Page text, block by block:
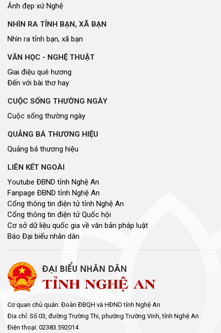
Ảnh đẹp xứ Nghệ
NHÌN RA TỈNH BẠN, XÃ BẠN
Nhìn ra tỉnh bạn, xã bạn
VĂN HỌC - NGHỆ THUẬT
Giai điệu quê hương
Đến với bài thơ hay
CUỘC SỐNG THƯỜNG NGÀY
Cuộc sống thường ngày
QUẢNG BÁ THƯƠNG HIỆU
Quảng bá thương hiệu
LIÊN KẾT NGOÀI
Youtube ĐBND tỉnh Nghệ An
Fanpage ĐBND tỉnh Nghệ An
Cổng thông tin điện tử tỉnh Nghệ An
Cổng thông tin điện tử Quốc hội
Cơ sở dữ liệu quốc gia về văn bản pháp luật
Báo Đại biểu nhân dân
Cơ quan chủ quản: Đoàn ĐBQH và HĐND tỉnh Nghệ An
Địa chỉ: Số 03, đường Trường Thi, phường Trường Vinh, tỉnh Nghệ An
Điện thoại: 02383.592014